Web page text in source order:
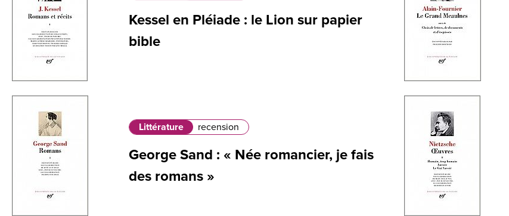
Kessel en Pléiade : le Lion sur papier
bible
Littérature recension
George Sand : « Née romancier, je fais
des romans »